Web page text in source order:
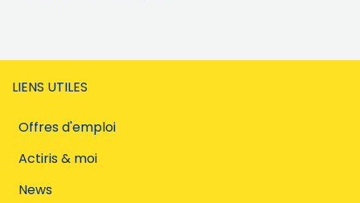
LIENS UTILES
Offres d'emploi
Actiris & moi
News